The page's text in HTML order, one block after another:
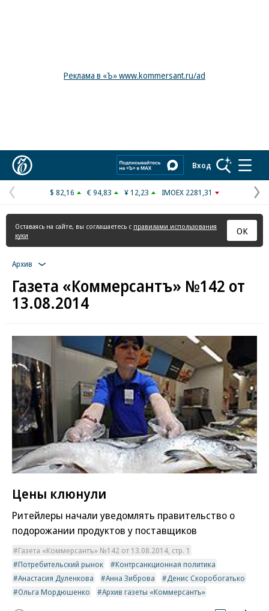
Реклама в «Ъ» www.kommersant.ru/ad
Вход
Предыдущая
страница
$ 82,16 € 94,83 ¥ 12,23 IMOEX 2281,31
Оставаясь на сайте, вы соглашаетесь с правилами использования
куки
ОК
Архив
Газета «Коммерсантъ» №142 от
13.08.2014
Цены клюнули
Ритейлеры начали уведомлять правительство о
подорожании продуктов у поставщиков
Газета «Коммерсантъ» №142 от 13.08.2014, стр. 1
Потребительский рынок
Контрсанкционная политика
Анастасия Дуленкова
Анна Зиброва
Денис Скоробогатько
Ольга Мордюшенко
Архив газеты «Коммерсантъ»